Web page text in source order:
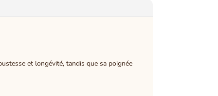
et longévité, tandis que sa poignée